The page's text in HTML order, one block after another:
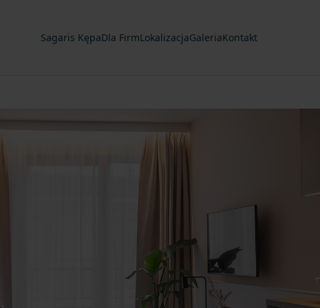
Sagaris KępaDla FirmLokalizacjaGaleriaKontakt